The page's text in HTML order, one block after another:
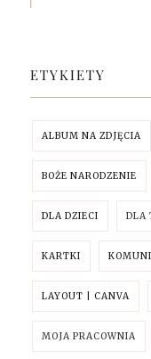
ETYKIETY
ALBUM NA ZDJĘCIA
BOŻE NARODZENIE
DLA DZIECI DLA
KARTKI
LAYOUT | CANVA
MOJA PRACOWNIA